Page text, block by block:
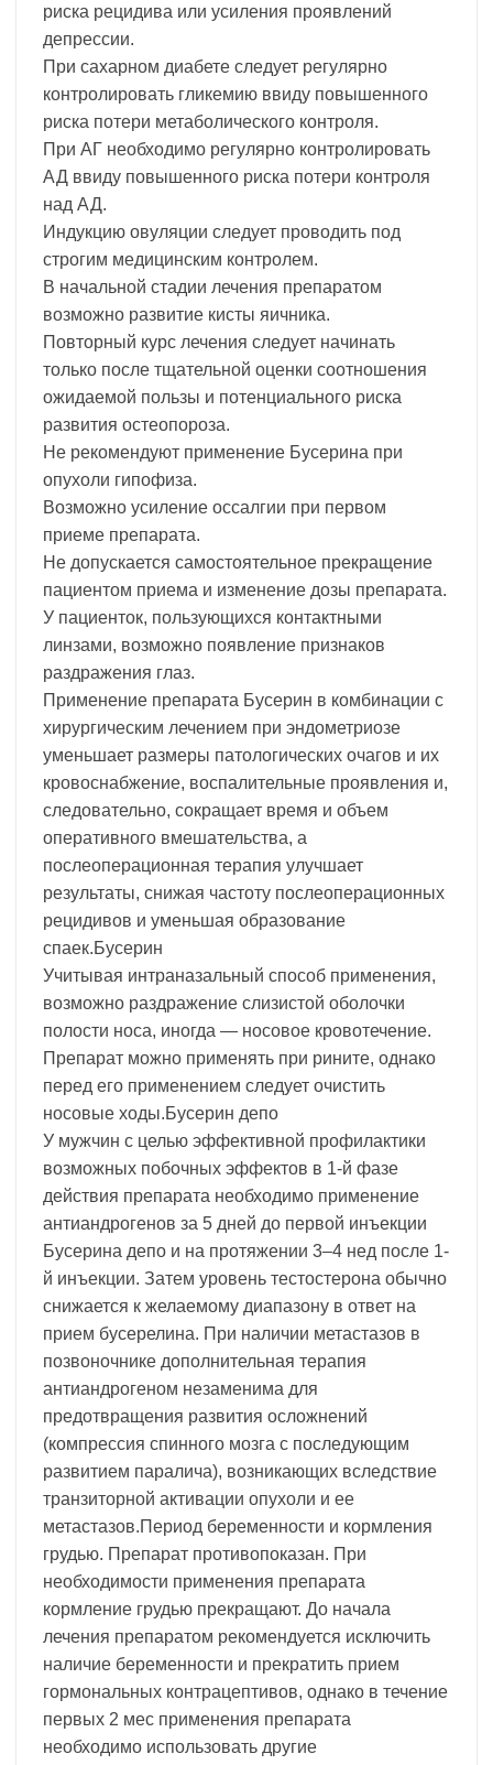
риска рецидива или усиления проявлений
депрессии.
При сахарном диабете следует регулярно
контролировать гликемию ввиду повышенного
риска потери метаболического контроля.
При АГ необходимо регулярно контролировать
АД ввиду повышенного риска потери контроля
над АД.
Индукцию овуляции следует проводить под
строгим медицинским контролем.
В начальной стадии лечения препаратом
возможно развитие кисты яичника.
Повторный курс лечения следует начинать
только после тщательной оценки соотношения
ожидаемой пользы и потенциального риска
развития остеопороза.
Не рекомендуют применение Бусерина при
опухоли гипофиза.
Возможно усиление оссалгии при первом
приеме препарата.
Не допускается самостоятельное прекращение
пациентом приема и изменение дозы препарата.
У пациенток, пользующихся контактными
линзами, возможно появление признаков
раздражения глаз.
Применение препарата Бусерин в комбинации с
хирургическим лечением при эндометриозе
уменьшает размеры патологических очагов и их
кровоснабжение, воспалительные проявления и,
следовательно, сокращает время и объем
оперативного вмешательства, а
послеоперационная терапия улучшает
результаты, снижая частоту послеоперационных
рецидивов и уменьшая образование
спаек.Бусерин
Учитывая интраназальный способ применения,
возможно раздражение слизистой оболочки
полости носа, иногда — носовое кровотечение.
Препарат можно применять при рините, однако
перед его применением следует очистить
носовые ходы.Бусерин депо
У мужчин с целью эффективной профилактики
возможных побочных эффектов в 1-й фазе
действия препарата необходимо применение
антиандрогенов за 5 дней до первой инъекции
Бусерина депо и на протяжении 3–4 нед после 1-
й инъекции. Затем уровень тестостерона обычно
снижается к желаемому диапазону в ответ на
прием бусерелина. При наличии метастазов в
позвоночнике дополнительная терапия
антиандрогеном незаменима для
предотвращения развития осложнений
(компрессия спинного мозга с последующим
развитием паралича), возникающих вследствие
транзиторной активации опухоли и ее
метастазов.Период беременности и кормления
грудью. Препарат противопоказан. При
необходимости применения препарата
кормление грудью прекращают. До начала
лечения препаратом рекомендуется исключить
наличие беременности и прекратить прием
гормональных контрацептивов, однако в течение
первых 2 мес применения препарата
необходимо использовать другие